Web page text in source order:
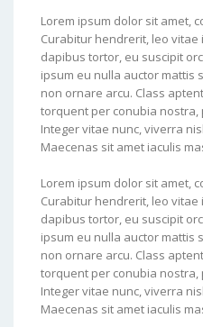
Lorem ipsum dolor sit amet,
Curabitur hendrerit, leo
dapibus tortor, eu suscipit
ipsum eu nulla auctor mattis
non ornare arcu. Class
torquent per conubia nostra,
Integer vitae nunc, viverra
Maecenas sit amet iaculis
Lorem ipsum dolor sit amet,
Curabitur hendrerit, leo
dapibus tortor, eu suscipit
ipsum eu nulla auctor mattis
non ornare arcu. Class
torquent per conubia nostra,
Integer vitae nunc, viverra
Maecenas sit amet iaculis